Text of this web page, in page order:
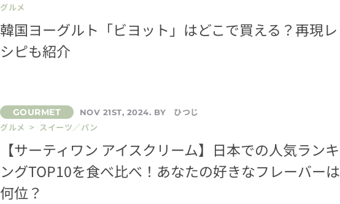
グルメ
韓国ヨーグルト「ビヨット」はどこで買える？再現レ
シピも紹介
NOV 21ST, 2024. BY
ひつじ
グルメ > スイーツ／パン
【サーティワン アイスクリーム】日本での人気ランキ
ングTOP10を食べ比べ！あなたの好きなフレーバーは
何位？